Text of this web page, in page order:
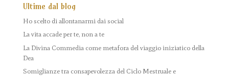
Ultime dal blog
Ho scelto di allontanarmi dai social
La vita accade per te, non a te
La Divina Commedia come metafora del viaggio iniziatico della
Dea
Somiglianze tra consapevolezza del Ciclo Mestruale e